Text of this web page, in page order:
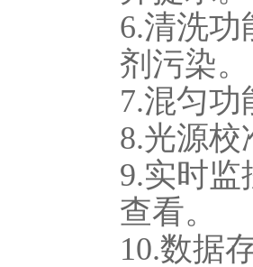
6.清洗
剂污染。
7.混匀
8.光源
9.实时
查看。
10.数据